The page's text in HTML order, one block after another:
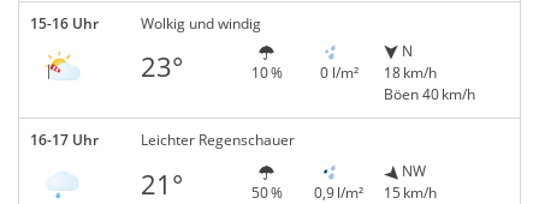
15-16 Uhr Wolkig und windig
23° 10 % 0 l/m²
N
18 km/h
Böen 40 km/h
16-17 Uhr Leichter Regenschauer
21° 50 % 0,9 l/m²
NW
15 km/h